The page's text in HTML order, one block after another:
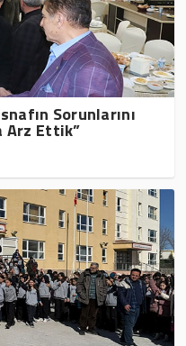
Sorunlarını
Arz Ettik”